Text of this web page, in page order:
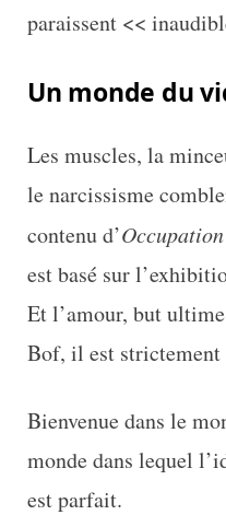
paraissent <<
Un monde du
Les muscles, la
le narcissisme
contenu d’
est basé sur
Et l’amour, but
Bof, il est strictement
Bienvenue dans le
monde dans lequel
est parfait.